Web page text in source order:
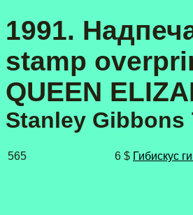
1991.
stamp
QUEEN
Stanley Gibbons
565 6 $ Гибискус